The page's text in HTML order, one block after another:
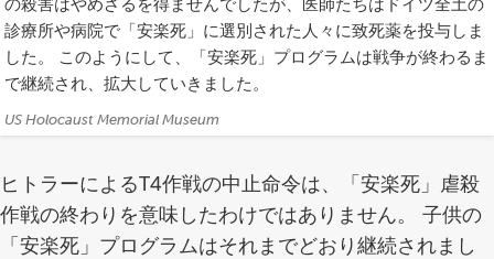
診療所や病院で「安楽死」に選別された人々に致死薬を投与しま
した。 このようにして、「安楽死」プログラムは戦争が終わるま
で継続され、拡大していきました。
ク
ジ
ッ
ト:
US Holocaust Memorial Museum
ヒトラーによるT4作戦の中止命令は、「安楽死」虐殺
作戦の終わりを意味したわけではありません。 子供の
「安楽死」プログラムはそれまでどおり継続されまし